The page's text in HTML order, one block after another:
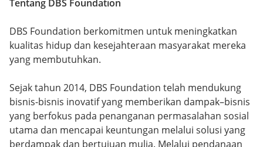
Tentang DBS Foundation
DBS Foundation berkomitmen untuk meningkatkan
kualitas hidup dan kesejahteraan masyarakat mereka
yang membutuhkan.
Sejak tahun 2014, DBS Foundation telah mendukung
bisnis-bisnis inovatif yang memberikan dampak–bisnis
yang berfokus pada penanganan permasalahan sosial
utama dan mencapai keuntungan melalui solusi yang
berdampak dan bertujuan mulia. Melalui pendanaan